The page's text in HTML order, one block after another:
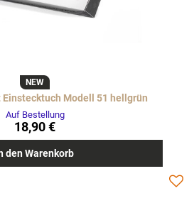
NEW
Modell 51 hellgrün
Auf Bestellung
18,90 €
den Warenkorb